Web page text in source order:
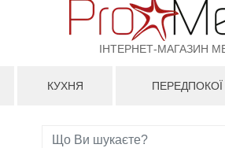
ІНТЕРНЕТ-МАГАЗИН
КУХНЯ ПЕРЕДПОКОЇ